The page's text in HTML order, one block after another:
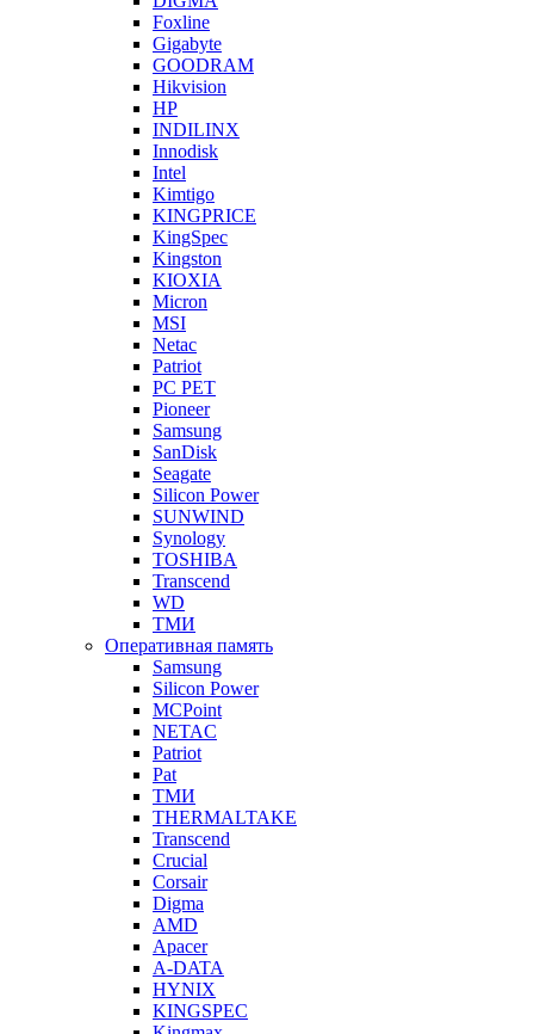
Foxline
Gigabyte
GOODRAM
Hikvision
HP
INDILINX
Innodisk
Intel
Kimtigo
KINGPRICE
KingSpec
Kingston
KIOXIA
Micron
MSI
Netac
Patriot
PC PET
Pioneer
Samsung
SanDisk
Seagate
Silicon Power
SUNWIND
Synology
TOSHIBA
Transcend
WD
ТМИ
Оперативная память
Samsung
Silicon Power
MCPoint
NETAC
Patriot
Pat
ТМИ
THERMALTAKE
Transcend
Crucial
Corsair
Digma
AMD
Apacer
A-DATA
HYNIX
KINGSPEC